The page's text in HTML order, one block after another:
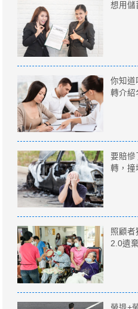
想用儲
你知道
轉介紹
要賠慘
轉，撞
照顧者
2.0遺棄